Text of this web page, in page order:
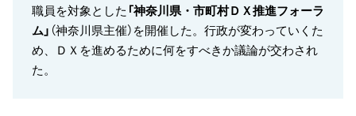
職員を対象とした 「神奈川県・市町村ＤＸ推進フォーラ
ム」 （神奈川県主催）を開催した。行政が変わっていくた
め、ＤＸを進めるために何をすべきか議論が交わされ
た。